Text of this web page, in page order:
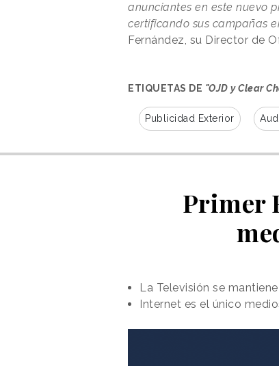
anunciantes en este nuevo
certificando sus campañas
Fernández, su Director de
ETIQUETAS DE "OJD y Clear
Publicidad Exterior
Primer
La Televisión se
Internet es el único